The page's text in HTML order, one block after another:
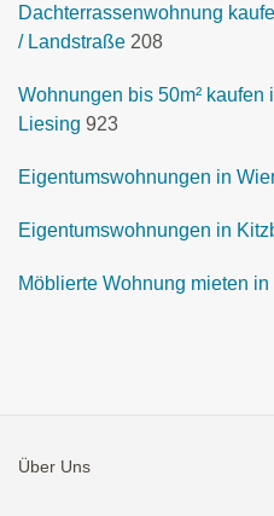
Dachterrassenwohnung
/ Landstraße 208
Wohnungen bis 50m² kaufen
Liesing 923
Eigentumswohnungen in
Eigentumswohnungen in
Möblierte Wohnung mieten in
Über Uns